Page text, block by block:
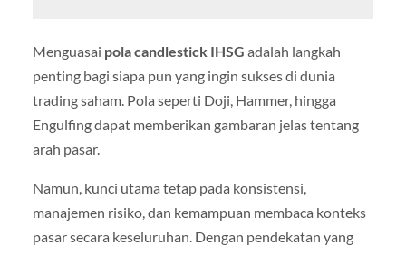
Menguasai pola candlestick IHSG adalah langkah
penting bagi siapa pun yang ingin sukses di dunia
trading saham. Pola seperti Doji, Hammer, hingga
Engulfing dapat memberikan gambaran jelas tentang
arah pasar.
Namun, kunci utama tetap pada konsistensi,
manajemen risiko, dan kemampuan membaca konteks
pasar secara keseluruhan. Dengan pendekatan yang